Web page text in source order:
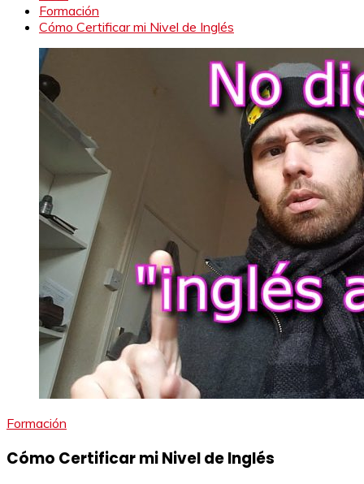
Formación
Cómo Certificar mi Nivel de Inglés
Formación
Cómo Certificar mi Nivel de Inglés